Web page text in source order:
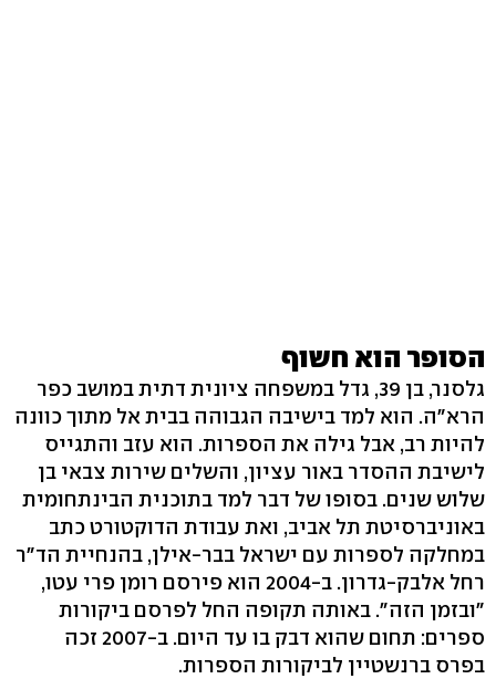
הסופר הוא חשוף
גלסנר, בן 39, גדל במשפחה ציונית דתית במושב כפר
הרא"ה. הוא למד בישיבה הגבוהה בבית אל מתוך כוונה
להיות רב, אבל גילה את הספרות. הוא עזב והתגייס
לישיבת ההסדר באור עציון, והשלים שירות צבאי בן
שלוש שנים. בסופו של דבר למד בתוכנית הבינתחומית
באוניברסיטת תל אביב, ואת עבודת הדוקטורט כתב
במחלקה לספרות עם ישראל בבר-אילן, בהנחיית הד"ר
רחל אלבק-גדרון. ב-2004 הוא פירסם רומן פרי עטו,
"ובזמן הזה". באותה תקופה החל לפרסם ביקורות
ספרים: תחום שהוא דבק בו עד היום. ב-2007 זכה
בפרס ברנשטיין לביקורות הספרות.